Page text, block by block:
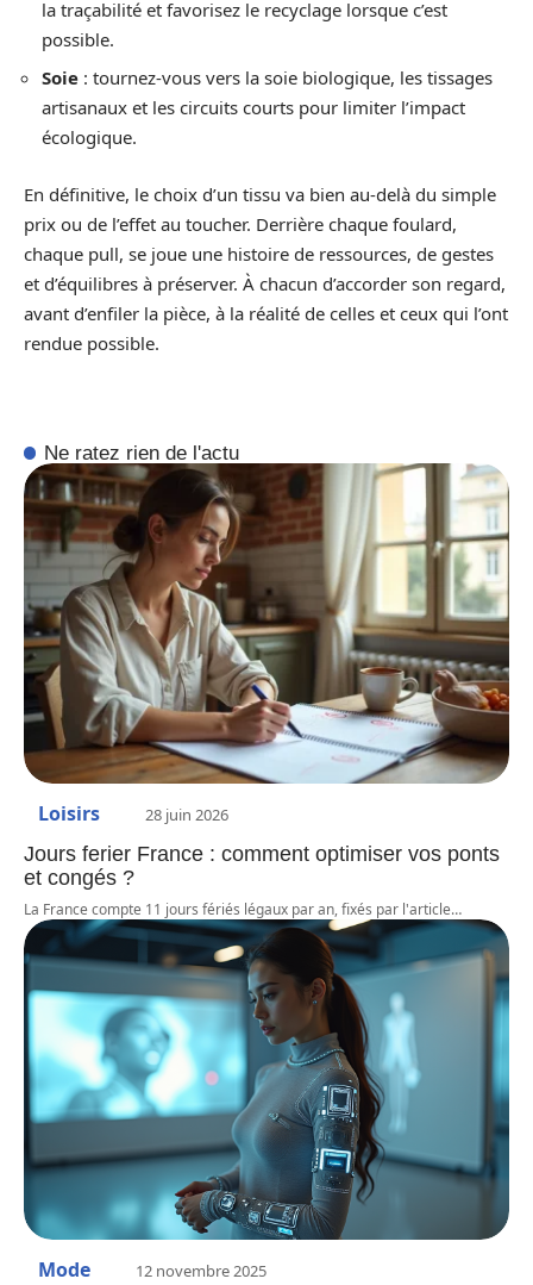
la traçabilité et favorisez le recyclage lorsque c’est
possible.
Soie : tournez-vous vers la soie biologique, les tissages
artisanaux et les circuits courts pour limiter l’impact
écologique.
En définitive, le choix d’un tissu va bien au-delà du simple
prix ou de l’effet au toucher. Derrière chaque foulard,
chaque pull, se joue une histoire de ressources, de gestes
et d’équilibres à préserver. À chacun d’accorder son regard,
avant d’enfiler la pièce, à la réalité de celles et ceux qui l’ont
rendue possible.
Ne ratez rien de l'actu
Loisirs 28 juin 2026
Jours ferier France : comment optimiser vos ponts
et congés ?
La France compte 11 jours fériés légaux par an, fixés par l'article…
Mode 12 novembre 2025